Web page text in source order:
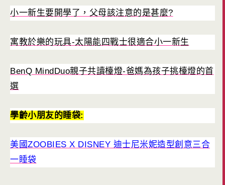
小一新生要開學了，父母該注意的是甚麼?
寓教於樂的玩具-太陽能四戰士很適合小一新生
BenQ MindDuo親子共讀檯燈-爸媽為孩子挑檯燈的首
選
學齡小朋友的睡袋:
美國ZOOBIES X DISNEY 迪士尼米妮造型創意三合
一睡袋